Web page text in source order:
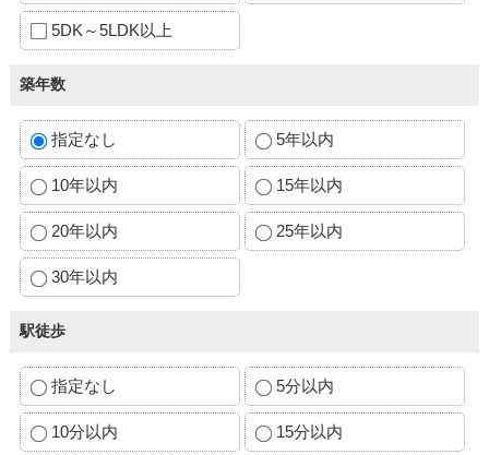
5DK～5LDK以上
築年数
指定なし 5年以内
10年以内 15年以内
20年以内 25年以内
30年以内
駅徒歩
指定なし 5分以内
10分以内 15分以内